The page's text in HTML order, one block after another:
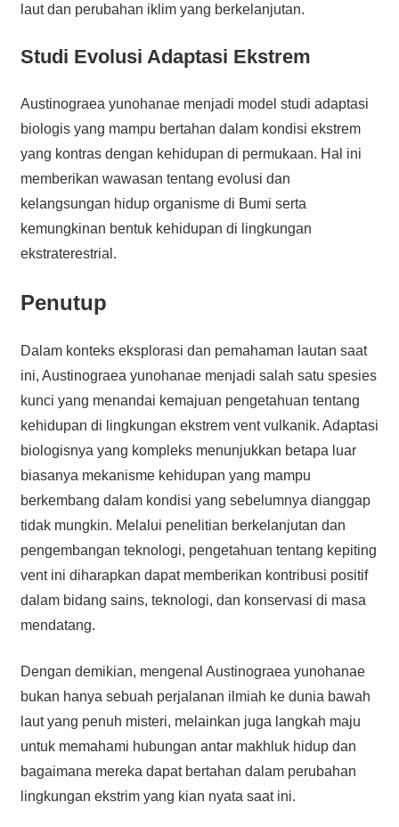
laut dan perubahan iklim yang berkelanjutan.
Studi Evolusi Adaptasi Ekstrem
Austinograea yunohanae menjadi model studi adaptasi
biologis yang mampu bertahan dalam kondisi ekstrem
yang kontras dengan kehidupan di permukaan. Hal ini
memberikan wawasan tentang evolusi dan
kelangsungan hidup organisme di Bumi serta
kemungkinan bentuk kehidupan di lingkungan
ekstraterestrial.
Penutup
Dalam konteks eksplorasi dan pemahaman lautan saat
ini, Austinograea yunohanae menjadi salah satu spesies
kunci yang menandai kemajuan pengetahuan tentang
kehidupan di lingkungan ekstrem vent vulkanik. Adaptasi
biologisnya yang kompleks menunjukkan betapa luar
biasanya mekanisme kehidupan yang mampu
berkembang dalam kondisi yang sebelumnya dianggap
tidak mungkin. Melalui penelitian berkelanjutan dan
pengembangan teknologi, pengetahuan tentang kepiting
vent ini diharapkan dapat memberikan kontribusi positif
dalam bidang sains, teknologi, dan konservasi di masa
mendatang.
Dengan demikian, mengenal Austinograea yunohanae
bukan hanya sebuah perjalanan ilmiah ke dunia bawah
laut yang penuh misteri, melainkan juga langkah maju
untuk memahami hubungan antar makhluk hidup dan
bagaimana mereka dapat bertahan dalam perubahan
lingkungan ekstrim yang kian nyata saat ini.